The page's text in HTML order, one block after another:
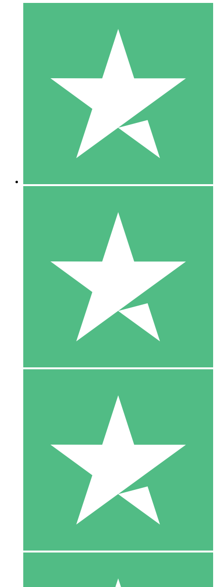
Paquetes de Créditos Individuales
Paga según el uso con créditos de descarga. Sin compromiso
10 00
10 Descargas
20 00